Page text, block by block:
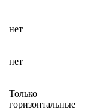
нет
нет
Только
горизонтальные